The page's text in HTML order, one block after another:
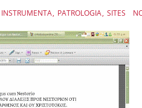
INSTRUMENTA PATROLOGIA SITES